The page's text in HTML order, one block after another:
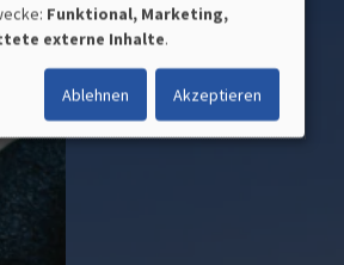
Funktional, Marketing,
externe Inhalte.
Ablehnen Akzeptieren